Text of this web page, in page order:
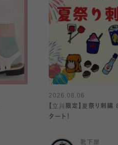
2026.08.06
【立川限定】夏祭り刺繍
タート！
靴下屋